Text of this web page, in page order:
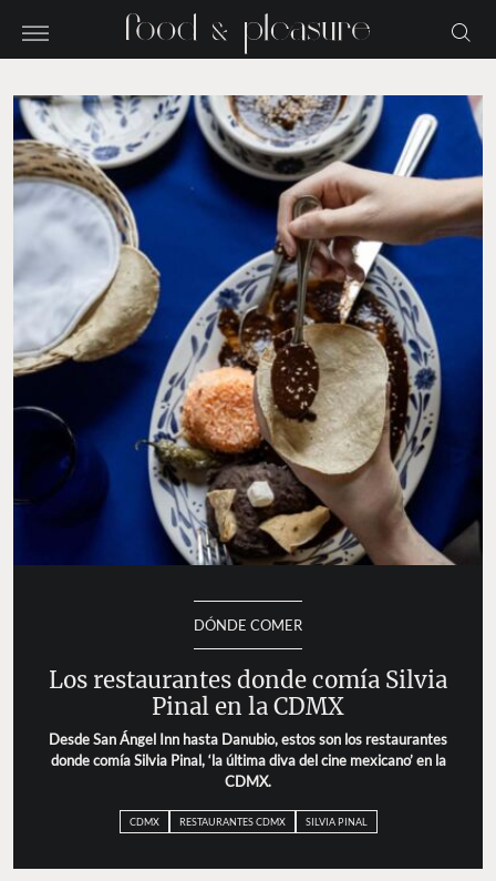
DÓNDE COMER
Los restaurantes donde comía Silvia
Pinal en la CDMX
Desde San Ángel Inn hasta Danubio, estos son los restaurantes
donde comía Silvia Pinal, ‘la última diva del cine mexicano’ en la
CDMX.
CDMX RESTAURANTES CDMX SILVIA PINAL